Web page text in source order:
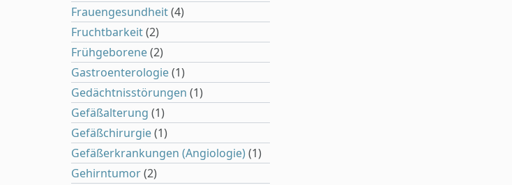
Frauengesundheit(4)
Fruchtbarkeit(2)
Frühgeborene(2)
Gastroenterologie(1)
Gedächtnisstörungen (1)
Gefäßalterung (1)
Gefäßchirurgie(1)
Gefäßerkrankungen (Angiologie)(1)
Gehirntumor(2)